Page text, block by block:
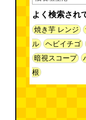
(デ
現役
稿)
取り
よく検索され
焼き芋 レンジ
ル
ヘビイチゴ
暗視スコープ
根